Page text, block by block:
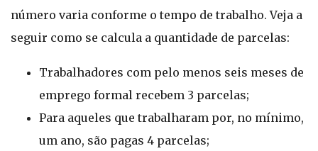
número varia conforme o tempo de trabalho. Veja a
seguir como se calcula a quantidade de parcelas:
Trabalhadores com pelo menos seis meses de
emprego formal recebem 3 parcelas;
Para aqueles que trabalharam por, no mínimo,
um ano, são pagas 4 parcelas;